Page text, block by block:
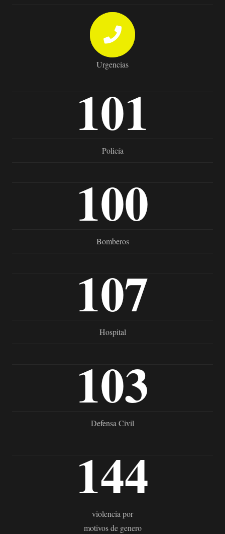
Urgencias
101
Policía
100
Bomberos
107
Hospital
103
Defensa Civil
144
violencia por
motivos de genero